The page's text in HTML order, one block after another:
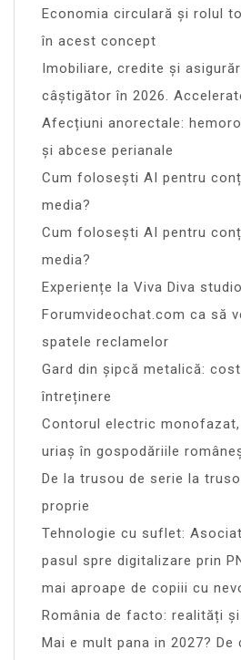
Economia circulară și rolul
în acest concept
Imobiliare, credite și
câștigător în 2026.
Afecțiuni anorectale:
și abcese perianale
Cum folosești AI pentru
media?
Cum folosești AI pentru
media?
Experiențe la Viva Diva
Forumvideochat.com ca să
spatele reclamelor
Gard din șipcă metalică:
întreținere
Contorul electric
uriaș în gospodăriile
De la trusou de serie la
proprie
Tehnologie cu suflet:
pasul spre digitalizare prin
mai aproape de copiii cu
România de facto: realități
Mai e mult pana in 2027? De